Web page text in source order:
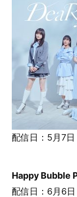
配信日：5月7日
Happy Bubble
配信日：6月6日